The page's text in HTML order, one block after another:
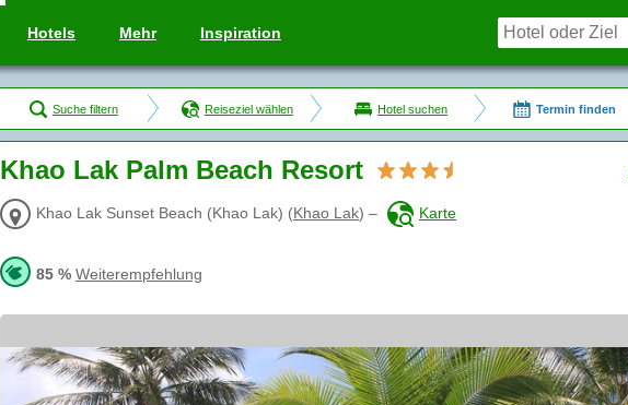
Hotels Mehr Inspiration
Suche filtern Reiseziel wählen Hotel suchen Termin finden
Khao Lak Palm Beach Resort
Khao Lak Sunset Beach (Khao Lak) (Khao Lak) – Karte
85 % Weiterempfehlung